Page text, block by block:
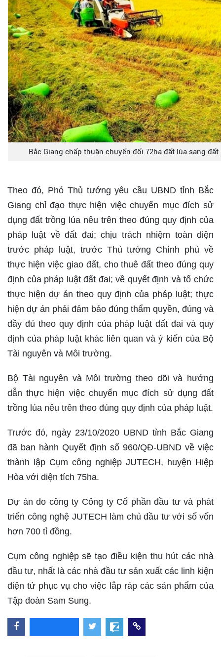
Bắc Giang chấp thuận chuyển đổi 72ha đất lúa sang
Theo đó, Phó Thủ tướng yêu cầu UBND tỉnh Bắc
Giang chỉ đạo thực hiện việc chuyển mục đích sử
dụng đất trồng lúa nêu trên theo đúng quy định của
pháp luật về đất đai; chịu trách nhiệm toàn diện
trước pháp luật, trước Thủ tướng Chính phủ về
thực hiện việc giao đất, cho thuê đất theo đúng quy
định của pháp luật đất đai; về quyết định và tổ chức
thực hiện dự án theo quy định của pháp luật; thực
hiện dự án phải đảm bảo đúng thẩm quyền, đúng và
đầy đủ theo quy định của pháp luật đất đai và quy
định của pháp luật khác liên quan và ý kiến của Bộ
Tài nguyên và Môi trường.
Bộ Tài nguyên và Môi trường theo dõi và hướng
dẫn thực hiện việc chuyển mục đích sử dụng đất
trồng lúa nêu trên theo đúng quy định của pháp luật.
Trước đó, ngày 23/10/2020 UBND tỉnh Bắc Giang
đã ban hành Quyết định số 960/QĐ-UBND về việc
thành lập Cụm công nghiệp JUTECH, huyện Hiệp
Hòa với diện tích 75ha.
Dự án do công ty Công ty Cổ phần đầu tư và phát
triển công nghệ JUTECH làm chủ đầu tư với số vốn
hơn 700 tỉ đồng.
Cụm công nghiệp sẽ tạo điều kiện thu hút các nhà
đầu tư, nhất là các nhà đầu tư sản xuất các linh kiện
điện tử phục vụ cho việc lắp ráp các sản phẩm của
Tập đoàn Sam Sung.